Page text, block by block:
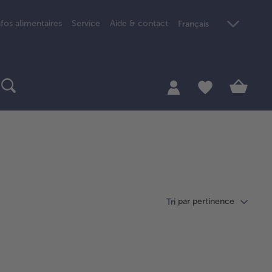
alimentaires Service Aide & contact Français
Tri par pertinence